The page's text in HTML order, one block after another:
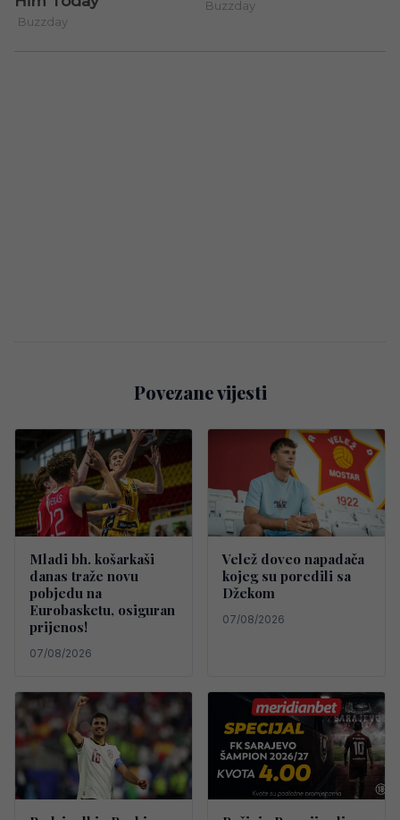
Povezane vijesti
Mladi bh. košarkaši
danas traže novu
pobjedu na
Eurobasketu, osiguran
prijenos!
07/08/2026
Velež doveo napadača
kojeg su poredili sa
Džekom
07/08/2026